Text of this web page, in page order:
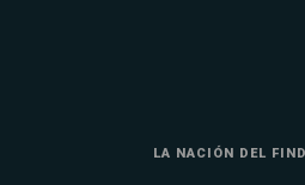
LA NACIÓN DEL